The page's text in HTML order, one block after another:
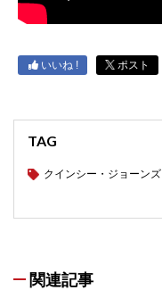
いいね ! ポスト
TAG
クインシー・ジョーンズ
関連記事